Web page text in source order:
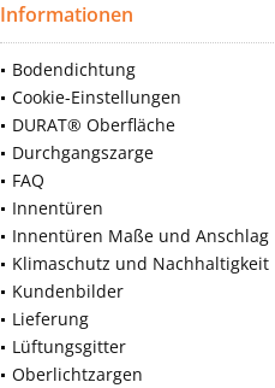
Informationen
Bodendichtung
Cookie-Einstellungen
DURAT® Oberfläche
Durchgangszarge
FAQ
Innentüren
Innentüren Maße und Anschlag
Klimaschutz und Nachhaltigkeit
Kundenbilder
Lieferung
Lüftungsgitter
Oberlichtzargen